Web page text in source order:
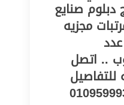
صنايع
مجزيه
.. اتصل
للتفاصيل